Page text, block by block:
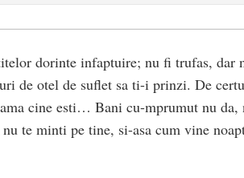
dorinte infaptuire; nu fi trufas, dar
de otel de suflet sa ti-i prinzi. De
cine esti… Bani cu-mprumut nu
te minti pe tine, si-asa cum vine